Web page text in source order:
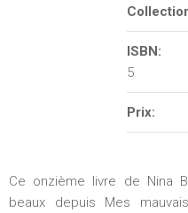
r
e
ISBN:
5
Prix:
Ce onzième livre de Nina
beaux depuis Mes